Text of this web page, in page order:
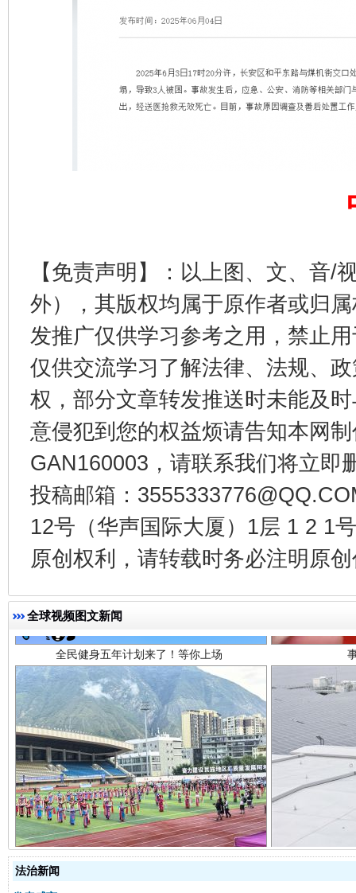
【免责声明】：以上图、文、音/
外），其版权均属于原作者或归
发推广仅供学习参考之用，禁止
仅供交流学习了解法律、法规、
权，部分文章转发推送时未能及
意侵犯到您的权益烦请告知本网
GAN160003，请联系我们将立即
投稿邮箱：
12号（华声国际大厦）1层 1 2 1
原创权利，请转载时务必注明原
全球视频图文新闻
受贿1.44亿！段成刚被判无期 从幼
全民健身五年计划来了！等你上场
阿坝州三大球赛在茂县开幕 规模
法治新闻